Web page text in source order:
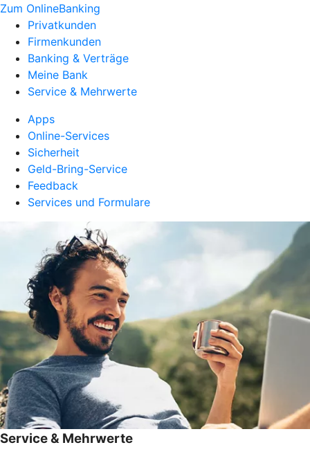
Zum OnlineBanking
Privatkunden
Firmenkunden
Banking & Verträge
Meine Bank
Service & Mehrwerte
Apps
Online-Services
Sicherheit
Geld-Bring-Service
Feedback
Services und Formulare
Service & Mehrwerte